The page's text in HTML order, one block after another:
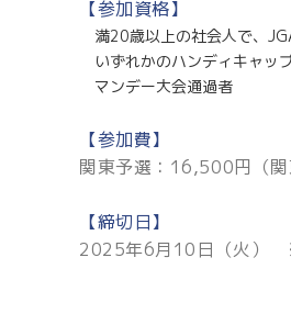
【参加資格】
満20歳以上の社会人で、
いずれかのハンディキャッ
マンデー大会通過者
【参加費】
関東予選：16,500円（関
【締切日】
2025年6月10日（火）